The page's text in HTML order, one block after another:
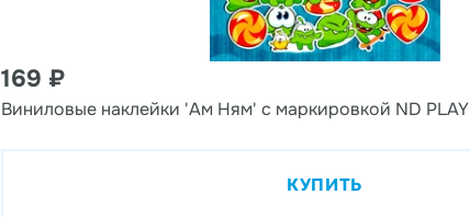
169 ₽
Виниловые наклейки 'Ам Ням' с маркировкой ND PLAY
КУПИТЬ